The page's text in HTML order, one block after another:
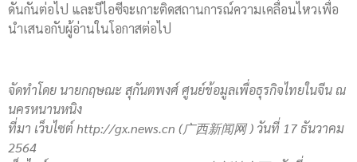
ดันกันต่อไป และบีไอซีจะเกาะติดสถานการณ์ความเคลื่อนไหวเพื่อ
นำเสนอกับผู้อ่านในโอกาสต่อไป
จัดทำโดย นายกฤษณะ สุกันตพงศ์ ศูนย์ข้อมูลเพื่อธุรกิจไทยในจีน ณ
นครหนานหนิง
ที่มา เว็บไซต์http://gx.news.cn (广西新闻网 ) วันที่ 17 ธันวาคม
2564